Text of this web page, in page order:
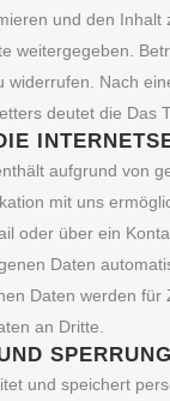
und den
weitergegeben.
Nach
deutet die Das
aufgrund von
mit uns
oder über ein
Daten
Daten werden
an Dritte.
und speichert